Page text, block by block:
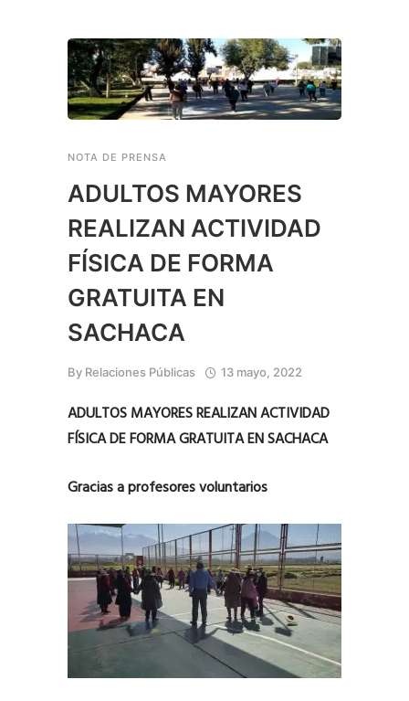
NOTA DE PRENSA
ADULTOS MAYORES
REALIZAN ACTIVIDAD
FÍSICA DE FORMA
GRATUITA EN
SACHACA
By Relaciones Públicas 13 mayo, 2022
ADULTOS MAYORES REALIZAN ACTIVIDAD
FÍSICA DE FORMA GRATUITA EN SACHACA
Gracias a profesores voluntarios